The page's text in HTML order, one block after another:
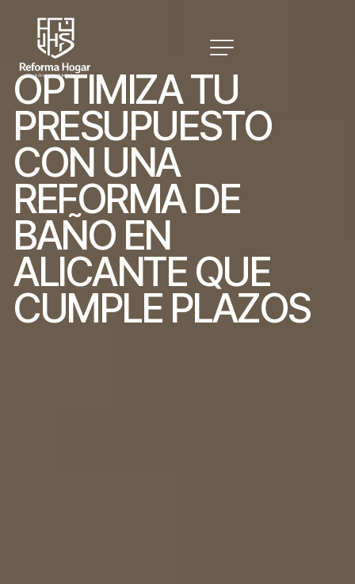
OPTIMIZATU
PRESUPUESTO
CON UNA
REFORMA DE
BAÑO EN
ALICANTE QUE
CUMPLE PLAZOS